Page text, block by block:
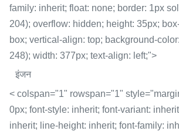
family: inherit; float: none; border: 1px
204); overflow: hidden; height: 35px;
box; vertical-align: top; background-
248); width: 377px; text-align: left;">
इंजन
< colspan="1" rowspan="1"
0px; font-style: inherit; font-variant:
inherit; line-height: inherit; font-family: